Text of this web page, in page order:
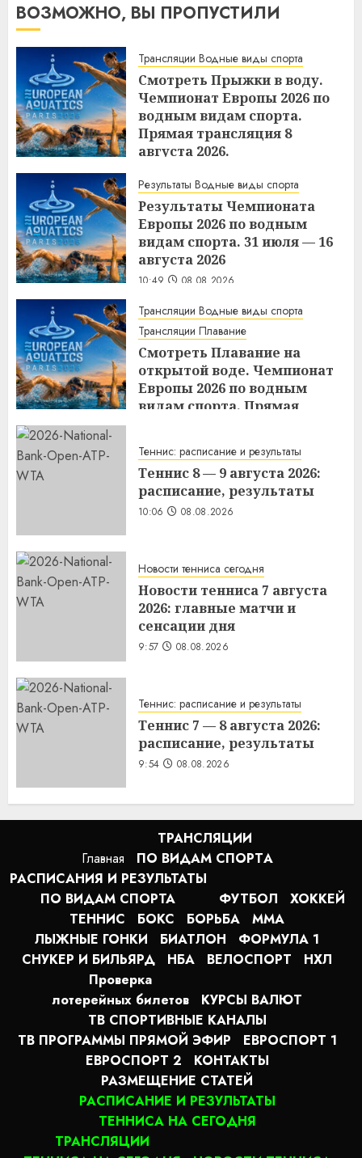
ВОЗМОЖНО, ВЫ ПРОПУСТИЛИ
Трансляции Водные виды спорта
Смотреть Прыжки в воду.
Чемпионат Европы 2026 по
водным видам спорта.
Прямая трансляция 8
августа 2026.
Результаты Водные виды спорта
Результаты Чемпионата
Европы 2026 по водным
видам спорта. 31 июля — 16
августа 2026
10:49 08.08.2026
Трансляции Водные виды спорта
Трансляции Плавание
Смотреть Плавание на
открытой воде. Чемпионат
Европы 2026 по водным
видам спорта. Прямая
10:46
Теннис: расписание и результаты
Теннис 8 — 9 августа 2026:
расписание, результаты
10:06 08.08.2026
Новости тенниса сегодня
Новости тенниса 7 августа
2026: главные матчи и
сенсации дня
9:57 08.08.2026
Теннис: расписание и результаты
Теннис 7 — 8 августа 2026:
расписание, результаты
9:54 08.08.2026
Главная
ТРАНСЛЯЦИИ
ПО ВИДАМ СПОРТA
РАСПИСАНИЯ И РЕЗУЛЬТАТЫ
ПО ВИДАМ СПОРТА
ФУТБОЛ
ХОККЕЙ
ТЕННИС
БОКС БОРЬБА
MMA
ЛЫЖНЫЕ ГОНКИ
БИАТЛОН
ФОРМУЛА 1
СНУКЕР И БИЛЬЯРД
НБА ВЕЛОСПОРТ
НХЛ
Проверка
лотерейных билетов
КУРСЫ ВАЛЮТ
ТВ СПОРТИВНЫЕ КАНАЛЫ
ТВ ПРОГРАММЫ ПРЯМОЙ ЭФИР
ЕВРОСПОРТ 1
ЕВРОСПОРТ 2
КОНТАКТЫ
РАЗМЕЩЕНИЕ СТАТЕЙ
РАСПИСАНИЕ И РЕЗУЛЬТАТЫ
ТЕННИСА НА СЕГОДНЯ
ТРАНСЛЯЦИИ